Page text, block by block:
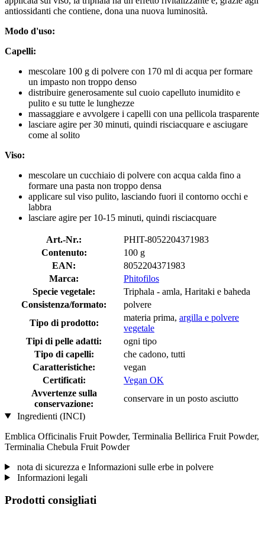
antiossidanti che contiene, dona una nuova luminosità.
Modo d'uso:
Capelli:
mescolare 100 g di polvere con 170 ml di acqua per formare
un impasto non troppo denso
distribuire generosamente sul cuoio capelluto inumidito e
pulito e su tutte le lunghezze
massaggiare e avvolgere i capelli con una pellicola trasparente
lasciare agire per 30 minuti, quindi risciacquare e asciugare
come al solito
Viso:
mescolare un cucchiaio di polvere con acqua calda fino a
formare una pasta non troppo densa
applicare sul viso pulito, lasciando fuori il contorno occhi e
labbra
lasciare agire per 10-15 minuti, quindi risciacquare
Art.-Nr.:
PHIT-8052204371983
Contenuto:
100 g
EAN:
8052204371983
Marca:
Phitofilos
Specie vegetale:
Triphala - amla, Haritaki e baheda
Consistenza/formato:
polvere
Tipo di prodotto:
materia prima, argilla e polvere
vegetale
Tipi di pelle adatti:
ogni tipo
Tipo di capelli:
che cadono, tutti
Caratteristiche:
vegan
Certificati:
Vegan OK
Avvertenze sulla
conservazione:
conservare in un posto asciutto
Ingredienti (INCI)
Emblica Officinalis Fruit Powder, Terminalia Bellirica Fruit Powder,
Terminalia Chebula Fruit Powder
nota di sicurezza e Informazioni sulle erbe in polvere
Informazioni legali
Prodotti consigliati